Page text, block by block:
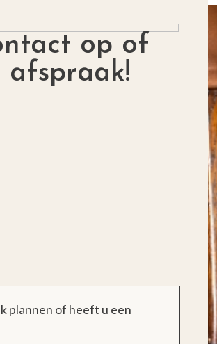
op of
afspraak!